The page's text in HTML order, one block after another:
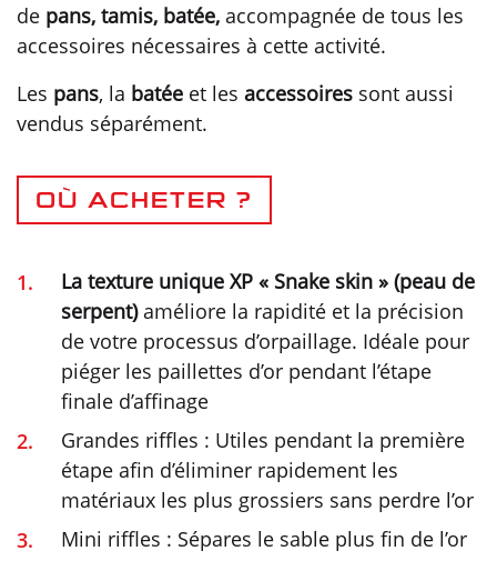
de pans, tamis, batée, accompagnée de tous les
accessoires nécessaires à cette activité.
Les pans, la batée et les accessoires sont aussi
vendus séparément.
OÙ ACHETER ?
La texture unique XP « Snake skin » (peau de
serpent)améliore la rapidité et la précision
de votre processus d’orpaillage. Idéale pour
piéger les paillettes d’or pendant l’étape
finale d’affinage
Grandes riffles : Utiles pendant la première
étape afin d’éliminer rapidement les
matériaux les plus grossiers sans perdre l’or
Mini riffles : Sépares le sable plus fin de l’or